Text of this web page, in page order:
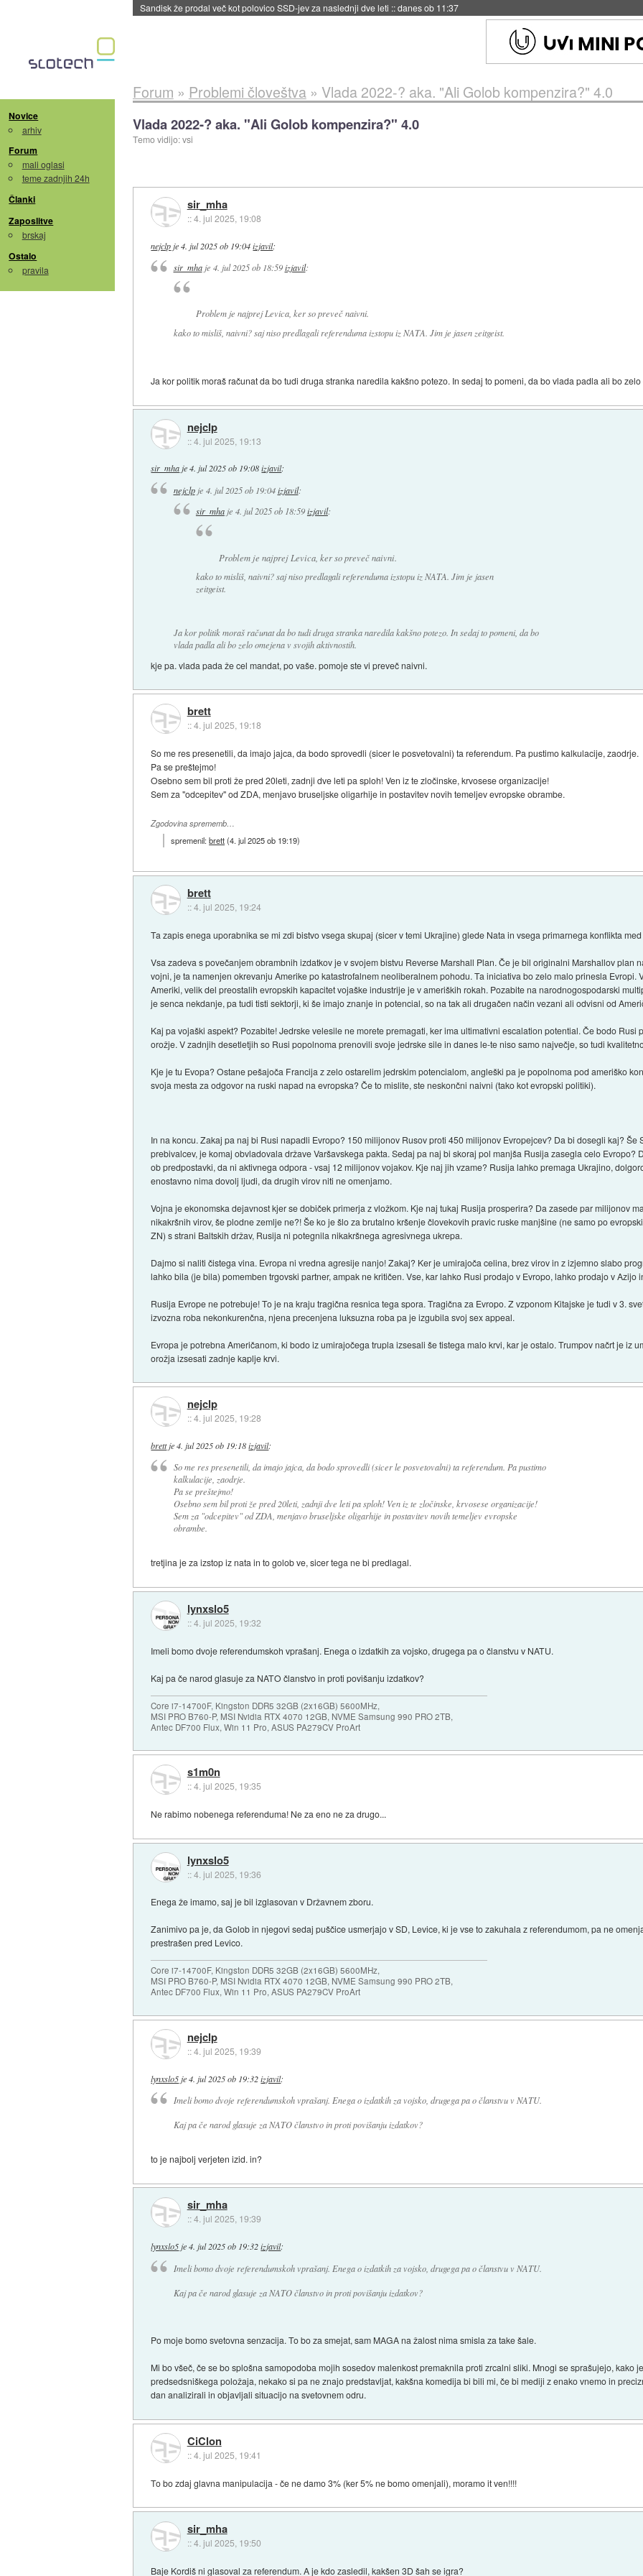
Tajvan in Južna Koreja po izvozu prvikrat prehitela Japonsko::danes ob 11:37
Novice
arhiv
Forum
mali oglasi
teme zadnjih 24h
Članki
Zaposlitve
brskaj
Ostalo
pravila
Forum » Problemi človeštva» Vlada 2022-? aka. "Ali Golob kompenzira?" 4.0
Vlada 2022-? aka. "Ali Golob kompenzira?" 4.0
Temo vidijo: vsi
sir_mha
::4. jul 2025, 19:08
nejclp je4. jul 2025 ob 19:04 izjavil:
sir_mhaje 4. jul 2025 ob 18:59 izjavil:
Problem je najprej Levica, ker so preveč naivni.
kako to misliš, naivni? saj niso predlagali referenduma izstopu iz NATA. Jim je jasen zeitgeist.
Ja kor politik moraš računat da bo tudi druga stranka naredila kakšno potezo. In sedaj to pomeni, da bo vlada padla ali bo
nejclp
::4. jul 2025, 19:13
sir_mhaje4. jul 2025 ob 19:08 izjavil:
nejclpje 4. jul 2025 ob 19:04 izjavil:
sir_mhaje 4. jul 2025 ob 18:59izjavil:
Problem je najprej Levica, ker so preveč naivni.
kako to misliš, naivni? saj niso predlagali referenduma izstopu iz NATA. Jim je jasen
zeitgeist.
Ja kor politik moraš računat da bo tudi druga stranka naredila kakšno potezo. In sedaj to pomeni, da bo
vlada padla ali bo zelo omejena v svojih aktivnostih.
kje pa. vlada pada že cel mandat, po vaše. pomoje ste vi preveč naivni.
brett
::4. jul 2025, 19:18
So me res presenetili, da imajo jajca, da bodo sprovedli (sicer le posvetovalni) ta referendum. Pa pustimo kalkulacije, zaodrje.
Pa se preštejmo!
Osebno sem bil proti že pred 20leti, zadnji dve leti pa sploh! Ven iz te zločinske, krvosese organizacije!
Sem za "odcepitev" od ZDA, menjavo bruseljske oligarhije in postavitev novih temeljev evropske obrambe.
Zgodovina sprememb…
spremenil:brett(4. jul 2025 ob 19:19)
brett
::4. jul 2025, 19:24
Ta zapis enega uporabnika se mi zdi bistvo vsega skupaj (sicer v temi Ukrajine) glede Nata in vsega primarnega konflikta
Vsa zadeva s povečanjem obrambnih izdatkov je v svojem bistvu Reverse Marshall Plan. Če je bil originalni Marshallov plan
vojni, je ta namenjen okrevanju Amerike po katastrofalnem neoliberalnem pohodu. Ta iniciativa bo zelo malo prinesla Evropi.
Ameriki, velik del preostalih evropskih kapacitet vojaške industrije je v ameriških rokah. Pozabite na narodnogospodarski
je senca nekdanje, pa tudi tisti sektorji, ki še imajo znanje in potencial, so na tak ali drugačen način vezani ali odvisni od
Kaj pa vojaški aspekt? Pozabite! Jedrske velesile ne morete premagati, ker ima ultimativni escalation potential. Če bodo
orožje. V zadnjih desetletjih so Rusi popolnoma prenovili svoje jedrske sile in danes le-te niso samo največje, so tudi
Kje je tu Evopa? Ostane pešajoča Francija z zelo ostarelim jedrskim potencialom, angleški pa je popolnoma pod ameriško
svoja mesta za odgovor na ruski napad na evropska? Če to mislite, ste neskončni naivni (tako kot evropski politiki).
In na koncu. Zakaj pa naj bi Rusi napadli Evropo? 150 milijonov Rusov proti 450 milijonov Evropejcev? Da bi dosegli kaj? Še
prebivalcev, je komaj obvladovala države Varšavskega pakta. Sedaj pa naj bi skoraj pol manjša Rusija zasegla celo Evropo?
ob predpostavki, da ni aktivnega odpora - vsaj 12 milijonov vojakov. Kje naj jih vzame? Rusija lahko premaga Ukrajino,
enostavno nima dovolj ljudi, da drugih virov niti ne omenjamo.
Vojna je ekonomska dejavnost kjer se dobiček primerja z vložkom. Kje naj tukaj Rusija prosperira? Da zasede par milijonov
nikakršnih virov, še plodne zemlje ne?! Še ko je šlo za brutalno kršenje človekovih pravic ruske manjšine (ne samo po
ZN) s strani Baltskih držav, Rusija ni potegnila nikakršnega agresivnega ukrepa.
Dajmo si naliti čistega vina. Evropa ni vredna agresije nanjo! Zakaj? Ker je umirajoča celina, brez virov in z izjemno slabo
lahko bila (je bila) pomemben trgovski partner, ampak ne kritičen. Vse, kar lahko Rusi prodajo v Evropo, lahko prodajo v Azijo
Rusija Evrope ne potrebuje! To je na kraju tragična resnica tega spora. Tragična za Evropo. Z vzponom Kitajske je tudi v 3.
izvozna roba nekonkurenčna, njena precenjena luksuzna roba pa je izgubila svoj sex appeal.
Evropa je potrebna Američanom, ki bodo iz umirajočega trupla izsesali še tistega malo krvi, kar je ostalo. Trumpov načrt je iz
orožja izsesati zadnje kaplje krvi.
nejclp
::4. jul 2025, 19:28
brettje4. jul 2025 ob 19:18 izjavil:
So me res presenetili, da imajo jajca, da bodo sprovedli (sicer le posvetovalni) ta referendum. Pa pustimo
kalkulacije, zaodrje.
Pa se preštejmo!
Osebno sem bil proti že pred 20leti, zadnji dve leti pa sploh! Ven iz te zločinske, krvosese organizacije!
Sem za "odcepitev" od ZDA, menjavo bruseljske oligarhije in postavitev novih temeljev evropske
obrambe.
tretjina je za izstop iz nata in to golob ve, sicer tega ne bi predlagal.
lynxslo5
::4. jul 2025, 19:32
Imeli bomo dvoje referendumskoh vprašanj. Enega o izdatkih za vojsko, drugega pa o članstvu v NATU.
Kaj pa če narod glasuje za NATO članstvo in proti povišanju izdatkov?
Core i7-14700F, Kingston DDR5 32GB (2x16GB) 5600MHz,
MSI PRO B760-P, MSI Nvidia RTX 4070 12GB, NVME Samsung 990 PRO 2TB,
Antec DF700 Flux, Win 11 Pro, ASUS PA279CV ProArt
s1m0n
::4. jul 2025, 19:35
Ne rabimo nobenega referenduma! Ne za eno ne za drugo...
lynxslo5
::4. jul 2025, 19:36
Enega že imamo, saj je bil izglasovan v Državnem zboru.
Zanimivo pa je, da Golob in njegovi sedaj puščice usmerjajo v SD, Levice, ki je vse to zakuhala z referendumom, pa ne
prestrašen pred Levico.
Core i7-14700F, Kingston DDR5 32GB (2x16GB) 5600MHz,
MSI PRO B760-P, MSI Nvidia RTX 4070 12GB, NVME Samsung 990 PRO 2TB,
Antec DF700 Flux, Win 11 Pro, ASUS PA279CV ProArt
nejclp
::4. jul 2025, 19:39
lynxslo5 je4. jul 2025 ob 19:32 izjavil:
Imeli bomo dvoje referendumskoh vprašanj. Enega o izdatkih za vojsko, drugega pa o članstvu v NATU.
Kaj pa če narod glasuje za NATO članstvo in proti povišanju izdatkov?
to je najbolj verjeten izid. in?
sir_mha
::4. jul 2025, 19:39
lynxslo5 je4. jul 2025 ob 19:32 izjavil:
Imeli bomo dvoje referendumskoh vprašanj. Enega o izdatkih za vojsko, drugega pa o članstvu v NATU.
Kaj pa če narod glasuje za NATO članstvo in proti povišanju izdatkov?
Po moje bomo svetovna senzacija. To bo za smejat, sam MAGA na žalost nima smisla za take šale.
Mi bo všeč, če se bo splošna samopodoba mojih sosedov malenkost premaknila proti zrcalni sliki. Mnogi se sprašujejo, kako
predsedsniškega položaja, nekako si pa ne znajo predstavljat, kakšna komedija bi bili mi, če bi mediji z enako vnemo in
dan analizirali in objavljali situacijo na svetovnem odru.
CiClon
::4. jul 2025, 19:41
To bo zdaj glavna manipulacija - če ne damo 3% (ker 5% ne bomo omenjali), moramo it ven!!!!
sir_mha
::4. jul 2025, 19:50
Baje Kordiš ni glasoval za referendum. A je kdo zasledil, kakšen 3D šah se igra?